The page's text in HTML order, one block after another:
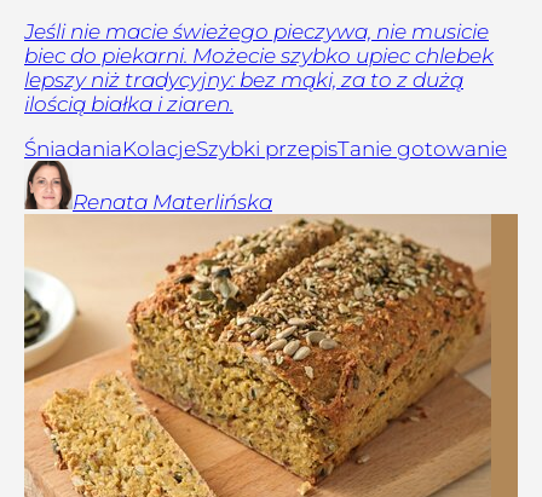
Jeśli nie macie świeżego pieczywa, nie musicie
biec do piekarni. Możecie szybko upiec chlebek
lepszy niż tradycyjny: bez mąki, za to z dużą
ilością białka i ziaren.
ŚniadaniaKolacjeSzybki przepisTanie gotowanie
Renata Materlińska